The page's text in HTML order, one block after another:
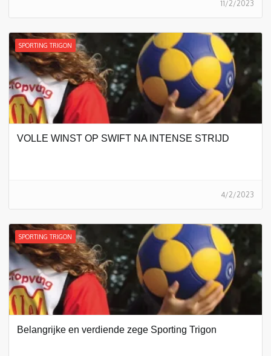
11/2/2023
SPORTING TRIGON
VOLLE WINST OP SWIFT NA INTENSE STRIJD
4/2/2023
SPORTING TRIGON
Belangrijke en verdiende zege Sporting Trigon